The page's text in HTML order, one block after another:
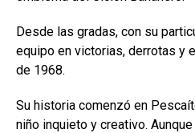
Desde las gradas, con su
equipo en victorias, derrotas y
de 1968.
Su historia comenzó en
niño inquieto y creativo.